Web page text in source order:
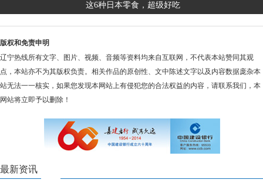
这6种日本零食，超级好吃
版权和免责申明
辽宁热线所有文字、图片、视频、音频等资料均来自互联网，不代表本站赞同其观
点，本站亦不为其版权负责。相关作品的原创性、文中陈述文字以及内容数据庞杂本
站无法一一核实，如果您发现本网站上有侵犯您的合法权益的内容，请联系我们，本
网站将立即予以删除！
最新资讯